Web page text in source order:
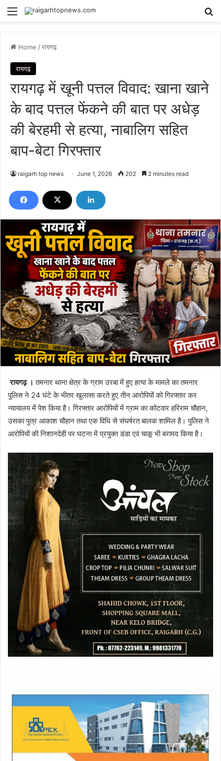
Menu
Home /रायगढ़
रायगढ़
रायगढ़ में खूनी पत्तल विवाद: खाना खाने
के बाद पत्तल फेंकने की बात पर अधेड़
की बेरहमी से हत्या, नाबालिग सहित
बाप-बेटा गिरफ्तार
raigarh top news June 1, 2026 202 2 minutes read
रायगढ़ । तमनार थाना क्षेत्र के ग्राम उरबा में हुए हत्या के मामले का तमनार
पुलिस ने 24 घंटे के भीतर खुलासा करते हुए तीन आरोपियों को गिरफ्तार कर
न्यायालय में पेश किया है। गिरफ्तार आरोपियों में ग्राम का कोटवार हरिराम चौहान,
उसका पुत्र आकाश चौहान तथा एक विधि से संघर्षरत बालक शामिल है। पुलिस ने
आरोपियों की निशानदेही पर घटना में प्रयुक्त डंडा एवं चाकू भी बरामद किया है।